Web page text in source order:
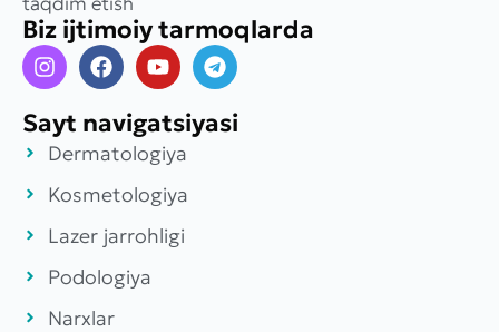
Biz ijtimoiy tarmoqlarda
Sayt navigatsiyasi
Dermatologiya
Kosmetologiya
Lazer jarrohligi
Podologiya
Narxlar